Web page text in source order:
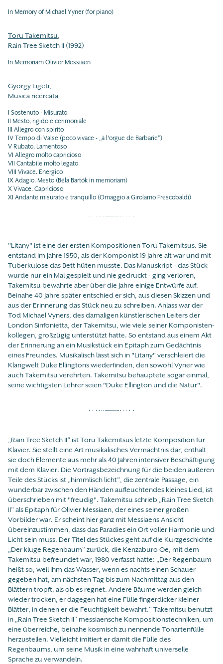
In Memory of Michael Yyner (for piano)
Toru Takemitsu,
Rain Tree Sketch II (1992)
In Memoriam Olivier Messiaen
György Ligeti,
Musica ricercata
I Sostenuto - Misurato
II Mesto, rigido e cerimoniale
III Allegro con spirito
IV Tempo di Valse (poco vivace - „à l'orgue de Barbarie“)
V Rubato, Lamentoso
VI Allegro molto capricioso
VII Cantabile molto legato
VIII Vivace. Energico
IX Adagio. Mesto (Béla Bartók in memoriam)
X Vivace. Capricioso
XI Andante misurato e tranquillo (Omaggio a Girolamo Frescobaldi)
"Litany" ist eine der ersten Kompositionen Toru Takemitsus. Sie
entstand im Jahre 1950, als der Komponist 19 Jahre alt war und mit
Tuberkulose das Bett hüten musste. Das Manuskript - das Stück
wurde nur ein Mal gespielt und nie gedruckt - ging verloren,
Takemitsu bewahrte aber über die Jahre einige Entwürfe auf.
Beinahe 40 Jahre später entschied er sich, aus diesen Skizzen und
aus der Erinnerung das Stück neu zu schreiben. Anlass war der
Tod Michael Vyners, des damaligen künstlerischen Leiters der
London Sinfonietta, der Takemitsu, wie viele seiner Komponisten-
kollegen, großzügig unterstützt hatte. So entstand aus einem Akt
der Erinnerung an ein Musikstück ein Epitaph zum Gedächtnis
eines Freundes. Musikalisch lässt sich in "Litany" verschleiert die
Klangwelt Duke Ellingtons wiederfinden, den sowohl Vyner wie
auch Takemitsu verehrten. Takemitsu behauptete sogar einmal,
seine wichtigsten Lehrer seien "Duke Ellington und die Natur".
„Rain Tree Sketch II“ ist Toru Takemitsus letzte Komposition für
Klavier. Sie stellt eine Art musikalisches Vermächtnis dar, enthält
sie doch Elemente aus mehr als 40 Jahren intensiver Beschäftigung
mit dem Klavier. Die Vortragsbezeichnung für die beiden äußeren
Teile des Stücks ist „himmlisch licht“, die zentrale Passage, ein
wunderbar zwischen den Händen aufleuchtendes kleines Lied, ist
überschrieben mit "freudig". Takemitsu schrieb „Rain Tree Sketch
II“ als Epitaph für Olivier Messiaen, der eines seiner großen
Vorbilder war. Er scheint hier ganz mit Messiaens Ansicht
übereinzustimmen, dass das Paradies ein Ort voller Harmonie und
Licht sein muss. Der Titel des Stückes geht auf die Kurzgeschichte
„Der kluge Regenbaum“ zurück, die Kenzaburo Oe, mit dem
Takemitsu befreundet war, 1980 verfasst hatte: „Der Regenbaum
heißt so, weil ihm das Wasser, wenn es nachts einen Schauer
gegeben hat, am nächsten Tag bis zum Nachmittag aus den
Blättern tropft, als ob es regnet. Andere Bäume werden gleich
wieder trocken, er dagegen hat eine Fülle fingerdicker kleiner
Blätter, in denen er die Feuchtigkeit bewahrt.“ Takemitsu benutzt
in „Rain Tree Sketch II“ messiaensche Kompositionstechniken, um
eine überreiche, beinahe kosmisch zu nennende Tonartenfülle
herzustellen. Vielleicht imitiert er damit die Fülle des
Regenbaums, um seine Musik in eine wahrhaft universelle
Sprache zu verwandeln.